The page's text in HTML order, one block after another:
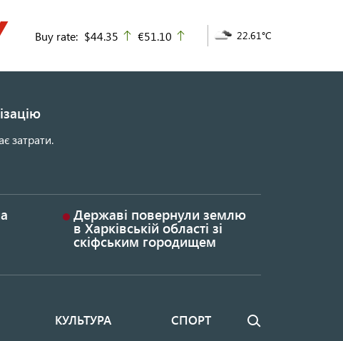
Buy rate: $44.35 up
€51.10 22.61°C
затрати.
Державі повернули землю
в Харківській області зі
скіфським городищем
КУЛЬТУРА СПОРТ Пошук